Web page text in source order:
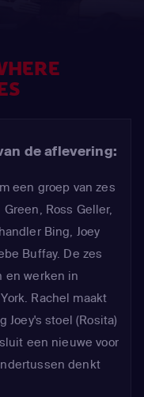
de aflevering:
een groep van zes
Ross Geller,
Bing, Joey
Buffay. De zes
en werken in
Rachel maakt
Joey's stoel (Rosita)
een nieuwe voor
denkt